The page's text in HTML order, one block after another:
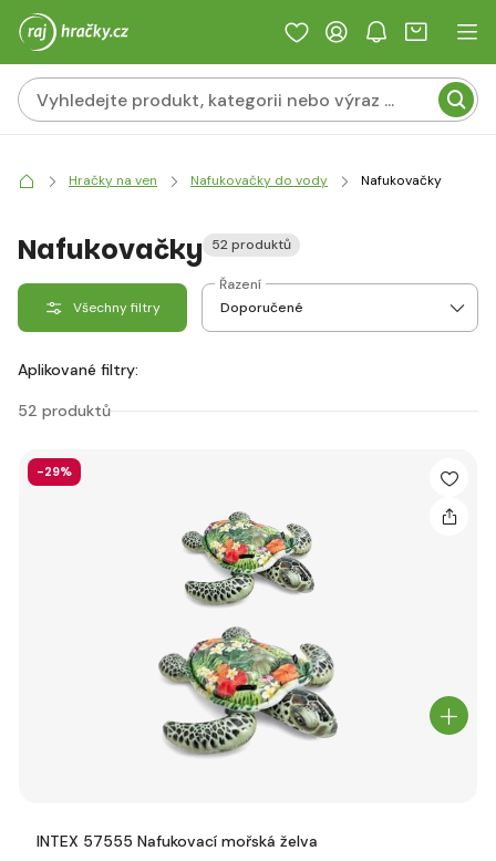
Hračky na ven Nafukovačky do vody Nafukovačky
Nafukovačky 52 produktů
Všechny filtry
Řazení
Aplikované filtry:
52 produktů
-29%
INTEX 57555 Nafukovací mořská želva